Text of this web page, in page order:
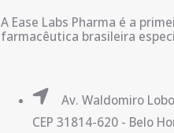
A Ease Labs Pharma é a
farmacêutica brasileira
Av. Waldomiro
CEP 31814-620 - Belo